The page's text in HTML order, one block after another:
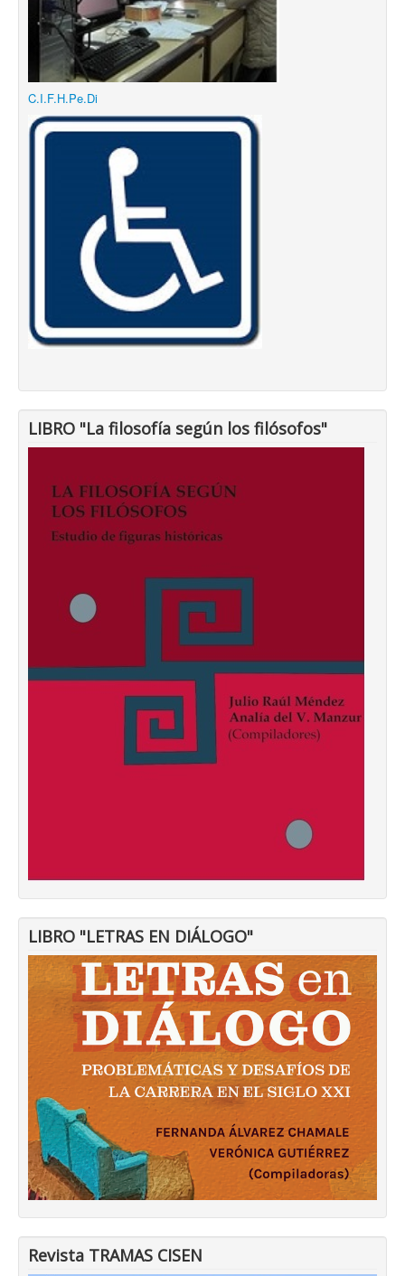
C.I.F.H.Pe.Di
LIBRO "La filosofía según los filósofos"
LIBRO "LETRAS EN DIÁLOGO"
Revista TRAMAS CISEN